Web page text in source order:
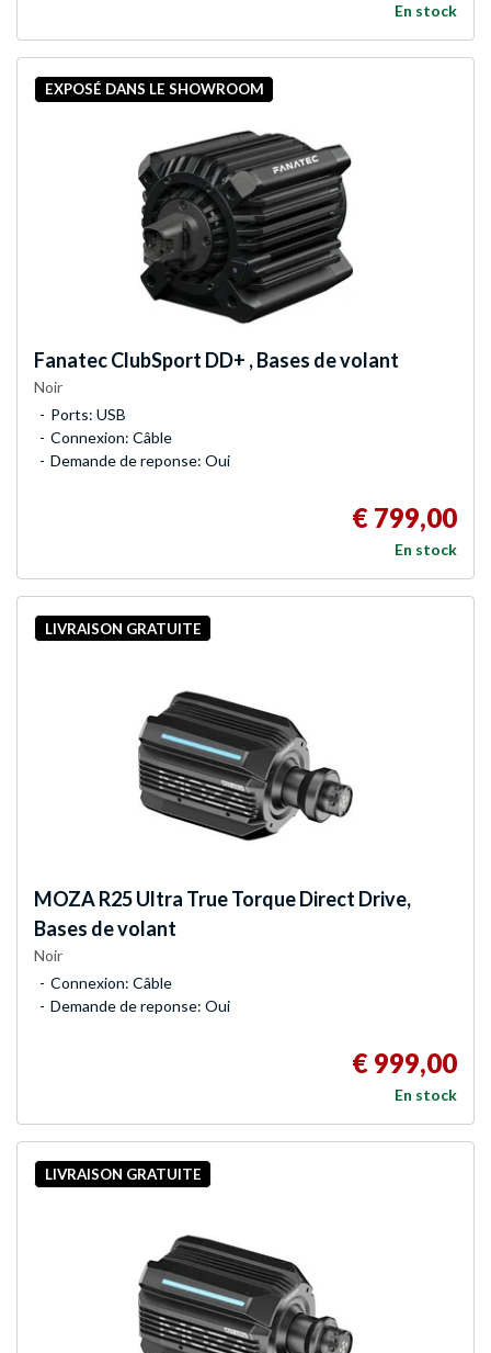
En stock
EXPOSÉ DANS LE SHOWROOM
FanatecClubSport DD+ , Bases de volant
Noir
Ports: USB
Connexion: Câble
Demande de reponse: Oui
€ 799,00
En stock
LIVRAISON GRATUITE
MOZAR25 Ultra True Torque Direct Drive,
Bases de volant
Noir
Connexion: Câble
Demande de reponse: Oui
€ 999,00
En stock
LIVRAISON GRATUITE